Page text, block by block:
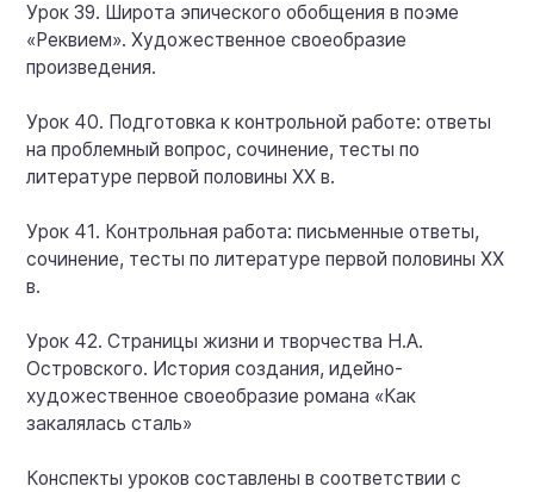
Урок 39. Широта эпического обобщения в поэме
«Реквием». Художественное своеобразие
произведения.
Урок 40. Подготовка к контрольной работе: ответы
на проблемный вопрос, сочинение, тесты по
литературе первой половины XX в.
Урок 41. Контрольная работа: письменные ответы,
сочинение, тесты по литературе первой половины XX
в.
Урок 42. Страницы жизни и творчества Н.А.
Островского. История создания, идейно-
художественное своеобразие романа «Как
закалялась сталь»
Конспекты уроков составлены в соответствии с